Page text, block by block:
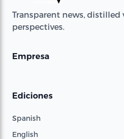
Transparent news, distilled
perspectives.
Empresa
Ediciones
Spanish
English